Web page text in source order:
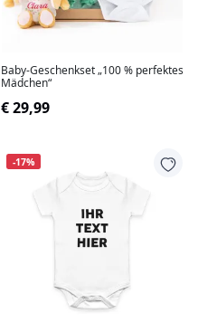
Baby-Geschenkset „100 % perfektes
Mädchen“
€ 29,99
-17%